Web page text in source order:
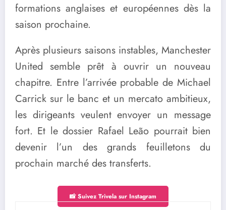
formations anglaises et européennes dès la
saison prochaine.
Après plusieurs saisons instables, Manchester
United semble prêt à ouvrir un nouveau
chapitre. Entre l’arrivée probable de Michael
Carrick sur le banc et un mercato ambitieux,
les dirigeants veulent envoyer un message
fort. Et le dossier Rafael Leão pourrait bien
devenir l’un des grands feuilletons du
prochain marché des transferts.
📸 Suivez Trivela sur Instagram